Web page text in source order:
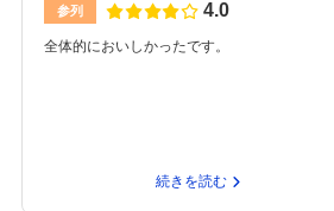
参列 4.0
全体的においしかったです。
続きを読む